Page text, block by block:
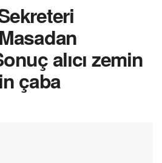
alıcı zemin
çaba